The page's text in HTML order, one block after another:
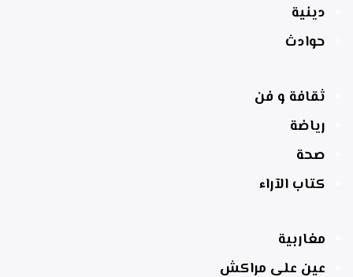
دينية
حوادث
ثقافة و فن
رياضة
صحة
كتاب الآراء
مغاربية
عين على مراكش